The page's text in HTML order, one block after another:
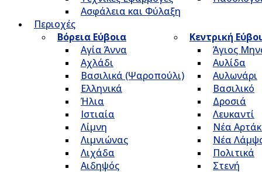
Ασφάλεια και Φύλαξη
Περιοχές
Βόρεια Εύβοια
Αγία Άννα
Αχλάδι
Βασιλικά (Ψαροπούλι)
Ελληνικά
Ήλια
Ιστιαία
Λίμνη
Λιμνιώνας
Λιχάδα
Αιδηψός
Κεντρική
Άγιος
Αυλίδα
Αυλωνάρι
Βασιλικό
Δροσιά
Λευκαντί
Νέα
Νέα
Πολιτικά
Στενή